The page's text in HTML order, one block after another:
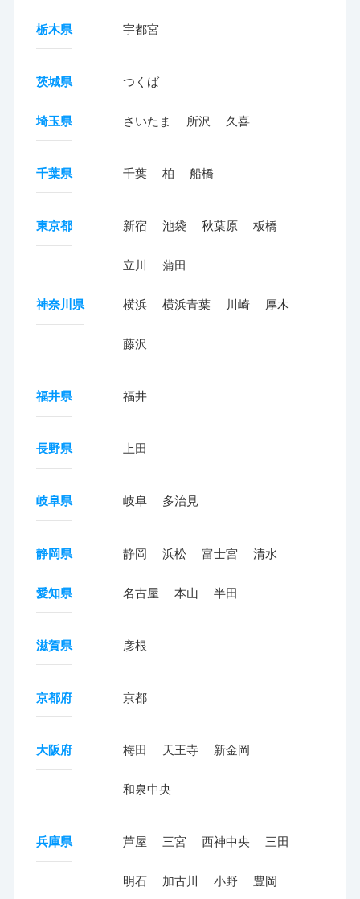
栃木県 宇都宮
茨城県 つくば
埼玉県 さいたま 所沢 久喜
千葉県 千葉 柏 船橋
東京都 新宿 池袋 秋葉原 板橋
立川 蒲田
神奈川県 横浜 横浜青葉 川崎 厚木
藤沢
福井県 福井
長野県 上田
岐阜県 岐阜 多治見
静岡県 静岡 浜松 富士宮 清水
愛知県 名古屋 本山 半田
滋賀県 彦根
京都府 京都
大阪府 梅田 天王寺 新金岡
和泉中央
兵庫県 芦屋 三宮 西神中央 三田
明石 加古川 小野 豊岡